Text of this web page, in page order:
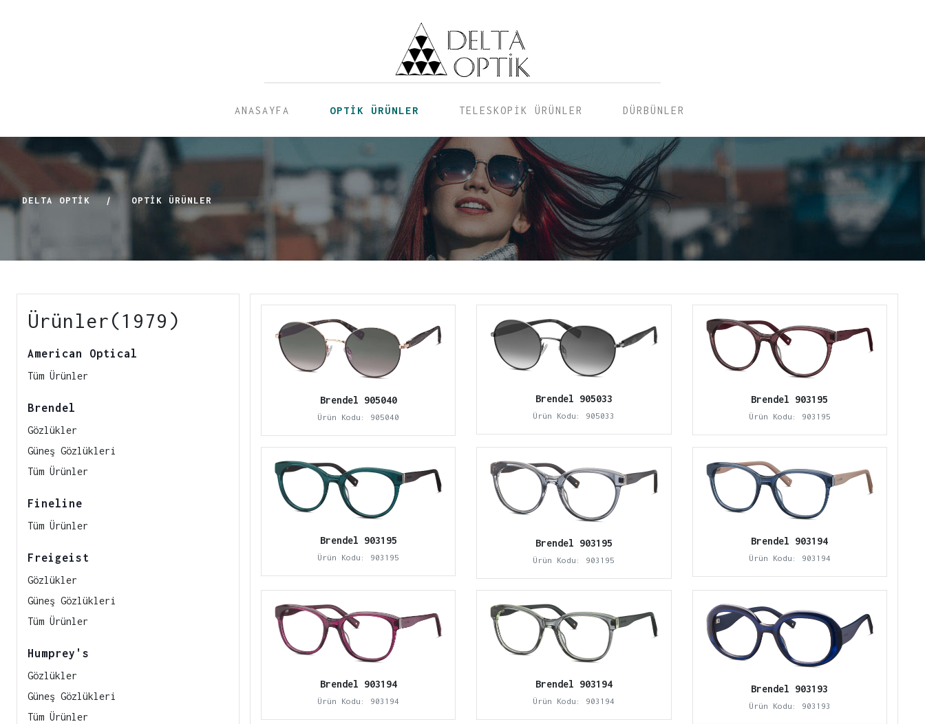
ANASAYFA OPTİK ÜRÜNLER TELESKOPİK ÜRÜNLER DÜRBÜNLER
DELTA OPTİK | OPTIK ÜRÜNLER
Ürünler(1979)
American Optical
Tüm Ürünler
Brendel
Gözlükler
Güneş Gözlükleri
Tüm Ürünler
Fineline
Tüm Ürünler
Freigeist
Gözlükler
Güneş Gözlükleri
Tüm Ürünler
Humprey's
Gözlükler
Güneş Gözlükleri
Tüm Ürünler
Brendel 905040
Ürün Kodu: 905040
Brendel 905033
Ürün Kodu: 905033
Brendel 903195
Ürün Kodu: 903195
Brendel 903195
Ürün Kodu: 903195
Brendel 903195
Ürün Kodu: 903195
Brendel 903194
Ürün Kodu: 903194
Brendel 903194
Ürün Kodu: 903194
Brendel 903194
Ürün Kodu: 903194
Brendel 903193
Ürün Kodu: 903193